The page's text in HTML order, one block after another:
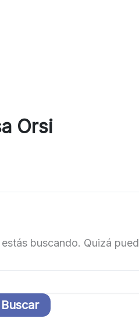
Orsi
buscando. Quizá